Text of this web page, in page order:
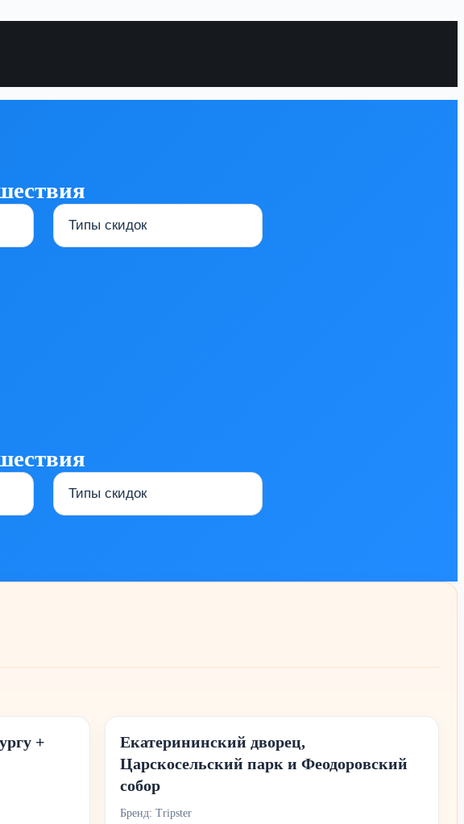
+
Екатерининский дворец,
Царскосельский парк и Феодоровский
собор
Бренд: Tripster